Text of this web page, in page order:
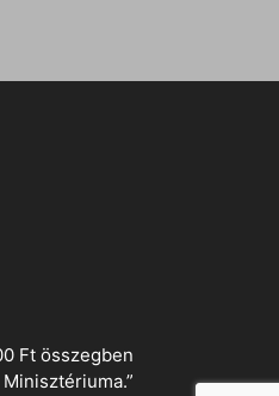
Ft összegben